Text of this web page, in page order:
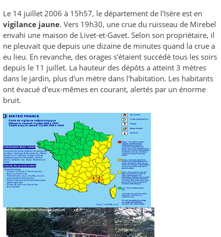
Le 14 juillet 2006 à 15h57, le département de l'Isère est en
vigilance jaune. Vers 19h30, une crue du ruisseau de Mirebel
envahi une maison de Livet-et-Gavet. Selon son propriétaire, il
ne pleuvait que depuis une dizaine de minutes quand la crue a
eu lieu. En revanche, des orages s'étaient succédé tous les soirs
depuis le 11 juillet. La hauteur des dépôts a atteint 3 mètres
dans le jardin, plus d'un mètre dans l'habitation. Les habitants
ont évacué d'eux-mêmes en courant, alertés par un énorme
bruit.